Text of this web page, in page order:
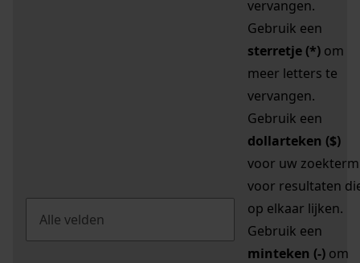
vervangen.
Gebruik een
sterretje (*) om
meer letters te
vervangen.
Gebruik een
dollarteken ($)
voor uw zoekterm
voor resultaten
op elkaar lijken.
Gebruik een
minteken (-) om